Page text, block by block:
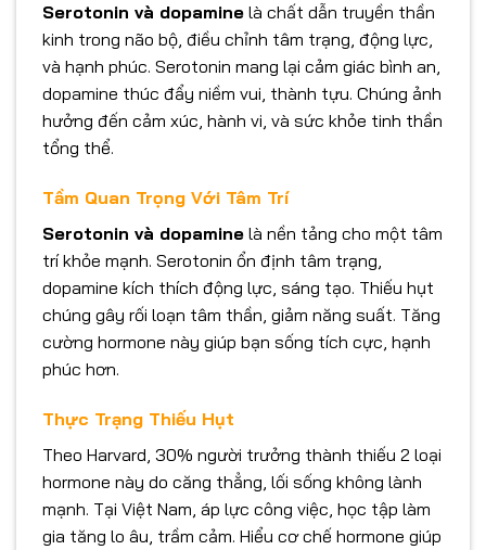
Serotonin và dopamine là chất dẫn truyền thần
kinh trong não bộ, điều chỉnh tâm trạng, động lực,
và hạnh phúc. Serotonin mang lại cảm giác bình an,
dopamine thúc đẩy niềm vui, thành tựu. Chúng ảnh
hưởng đến cảm xúc, hành vi, và sức khỏe tinh thần
tổng thể.
Tầm Quan Trọng Với Tâm Trí
Serotonin và dopamine là nền tảng cho một tâm
trí khỏe mạnh. Serotonin ổn định tâm trạng,
dopamine kích thích động lực, sáng tạo. Thiếu hụt
chúng gây rối loạn tâm thần, giảm năng suất. Tăng
cường hormone này giúp bạn sống tích cực, hạnh
phúc hơn.
Thực Trạng Thiếu Hụt
Theo Harvard, 30% người trưởng thành thiếu 2 loại
hormone này do căng thẳng, lối sống không lành
mạnh. Tại Việt Nam, áp lực công việc, học tập làm
gia tăng lo âu, trầm cảm. Hiểu cơ chế hormone giúp